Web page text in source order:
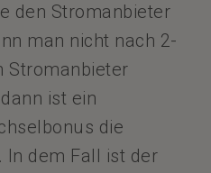
den Stromanbieter
man nicht nach 2-
Stromanbieter
ist ein
die
In dem Fall ist der